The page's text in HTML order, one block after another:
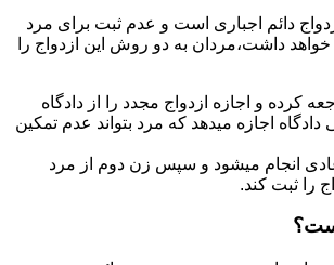
دائم اجباری است و عدم ثبت برای مرد
داشت،مردان به دو روش این ازدواج را
کرده و اجازه ازدواج مجدد را از دادگاه
اجازه میدهد که مرد بتواند عدم تمکین
انجام میشود و سپس زن دوم از مرد
را ثبت کند.